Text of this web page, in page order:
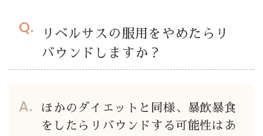
リベルサスの服用をやめたらリ
バウンドしますか？
ほかのダイエットと同様、暴飲暴食
をしたらリバウンドする可能性はあ